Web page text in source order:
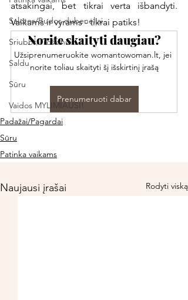
Salotos/Budos dubenėliai
Sriubos/Troškiniai
Saldu
Sūru
Vaidos MYLIMIAUSI!
atsakingai, bet tikrai verta išbandyti.
Vaikams ir vyrams - tikrai patiks!
Norite skaityti daugiau?
Užsiprenumeruokite womantowoman.lt, jei
norite toliau skaityti šį išskirtinį įrašą
Prenumeruoti dabar
Padažai/Pagardai
Sūru
Patinka vaikams
Naujausi įrašai Rodyti viską